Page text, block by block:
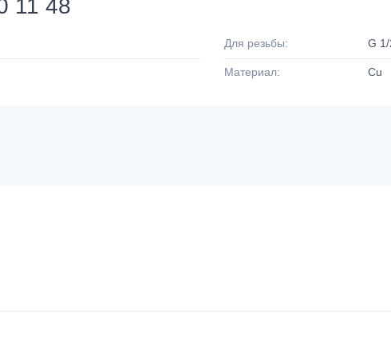
11 48
Для резьбы: G
Материал: Cu